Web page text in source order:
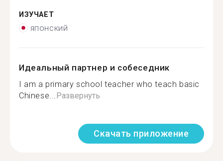
ИЗУЧАЕТ
японский
Идеальный партнер и собеседник
I am a primary school teacher who teach basic
Chinese... Развернуть
Скачать приложение